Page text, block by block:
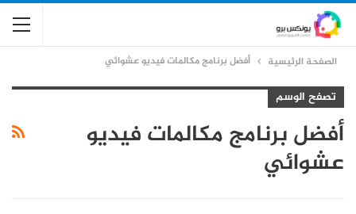
الصفحة الرئيسية أفضل برنامج مكالمات فيديو عشوائي
تصفح الوسم
أفضل برنامج مكالمات فيديو
عشوائي